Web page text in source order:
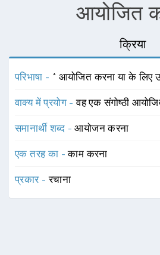
आयोजित
क्रिया
परिभाषा - * आयोजित करना या के लिए
वाक्य में प्रयोग -वह एक संगोष्ठी
समानार्थी शब्द -आयोजन करना
एक तरह का -काम करना
प्रकार -रचाना